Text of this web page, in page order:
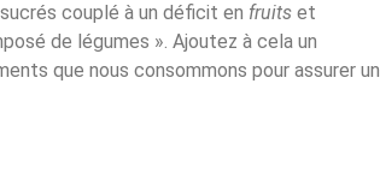
couplé à un déficit en fruits et
de légumes ». Ajoutez à cela un
que nous consommons pour assurer un